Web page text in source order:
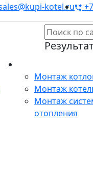
kotel.ru
Монтаж
Монтаж
Монтаж
отопления